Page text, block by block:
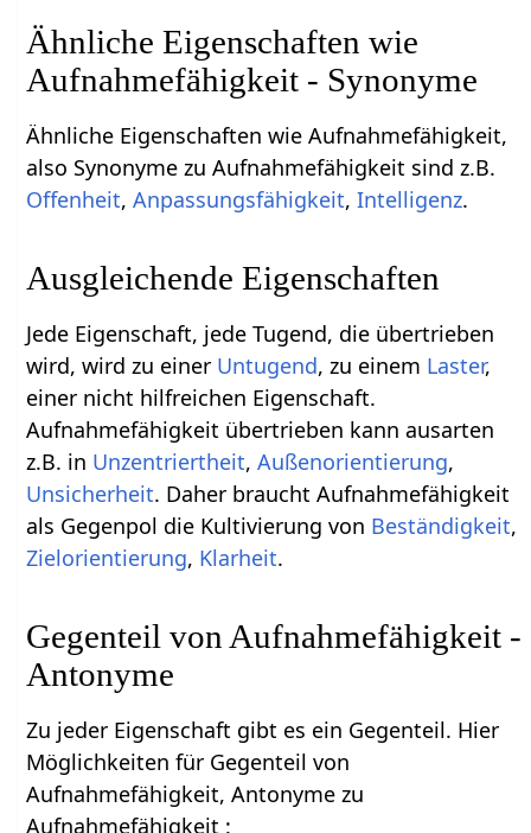
Ähnliche Eigenschaften wie
Aufnahmefähigkeit - Synonyme
Ähnliche Eigenschaften wie Aufnahmefähigkeit,
also Synonyme zu Aufnahmefähigkeit sind z.B.
Offenheit,Anpassungsfähigkeit,Intelligenz.
Ausgleichende Eigenschaften
Jede Eigenschaft, jede Tugend, die übertrieben
wird, wird zu einer Untugend, zu einem Laster,
einer nicht hilfreichen Eigenschaft.
Aufnahmefähigkeit übertrieben kann ausarten
z.B. in Unzentriertheit,Außenorientierung,
Unsicherheit. Daher braucht Aufnahmefähigkeit
als Gegenpol die Kultivierung von Beständigkeit,
Zielorientierung, Klarheit.
Gegenteil von Aufnahmefähigkeit -
Antonyme
Zu jeder Eigenschaft gibt es ein Gegenteil. Hier
Möglichkeiten für Gegenteil von
Aufnahmefähigkeit, Antonyme zu
Aufnahmefähigkeit :